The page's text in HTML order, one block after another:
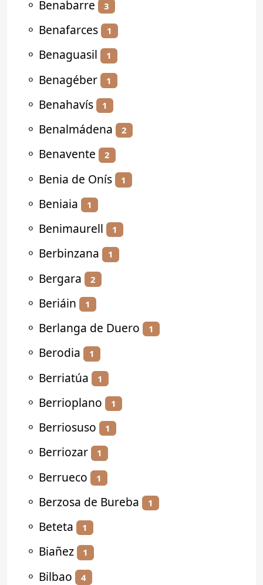
⚬ Benabarre 3
⚬ Benafarces 1
⚬ Benaguasil 1
⚬ Benagéber 1
⚬ Benahavís 1
⚬ Benalmádena 2
⚬ Benavente 2
⚬ Benia de Onís 1
⚬ Beniaia 1
⚬ Benimaurell 1
⚬ Berbinzana 1
⚬ Bergara 2
⚬ Beriáin 1
⚬ Berlanga de Duero 1
⚬ Berodia 1
⚬ Berriatúa 1
⚬ Berrioplano 1
⚬ Berriosuso 1
⚬ Berriozar 1
⚬ Berrueco 1
⚬ Berzosa de Bureba 1
⚬ Beteta 1
⚬ Biañez 1
⚬ Bilbao 4